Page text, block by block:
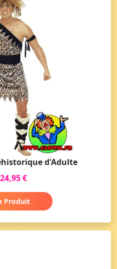
d'Adulte
€
Produit